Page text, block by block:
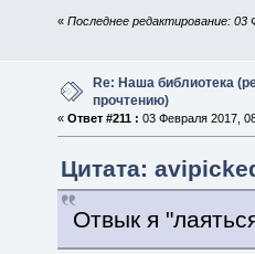
« Последнее редактирование: 03
Re: Наша библиотека
прочтению)
« Ответ #211 : 03 Февраля 2017,
Цитата:
Отвык я